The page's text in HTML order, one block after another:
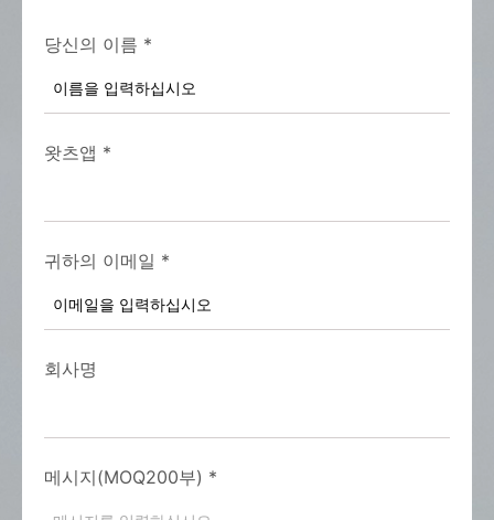
당신의 이름 *
왓츠앱 *
귀하의 이메일 *
회사명
메시지(MOQ200부) *